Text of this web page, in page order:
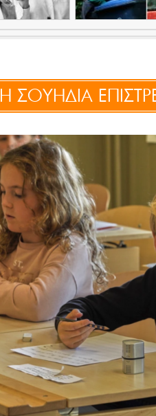
H ΣΟΥΗΔΙΑ